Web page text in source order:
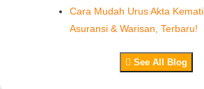
Cara Mudah Urus Akta
Asuransi & Warisan, Terbaru!
See All Blog